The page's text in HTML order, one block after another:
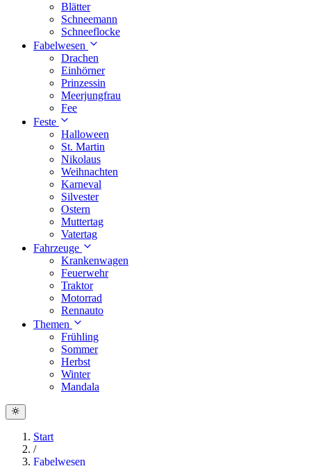
Blätter
Schneemann
Schneeflocke
Fabelwesen
Drachen
Einhörner
Prinzessin
Meerjungfrau
Fee
Feste
Halloween
St. Martin
Nikolaus
Weihnachten
Karneval
Silvester
Ostern
Muttertag
Vatertag
Fahrzeuge
Krankenwagen
Feuerwehr
Traktor
Motorrad
Rennauto
Themen
Frühling
Sommer
Herbst
Winter
Mandala
Start
/
Fabelwesen